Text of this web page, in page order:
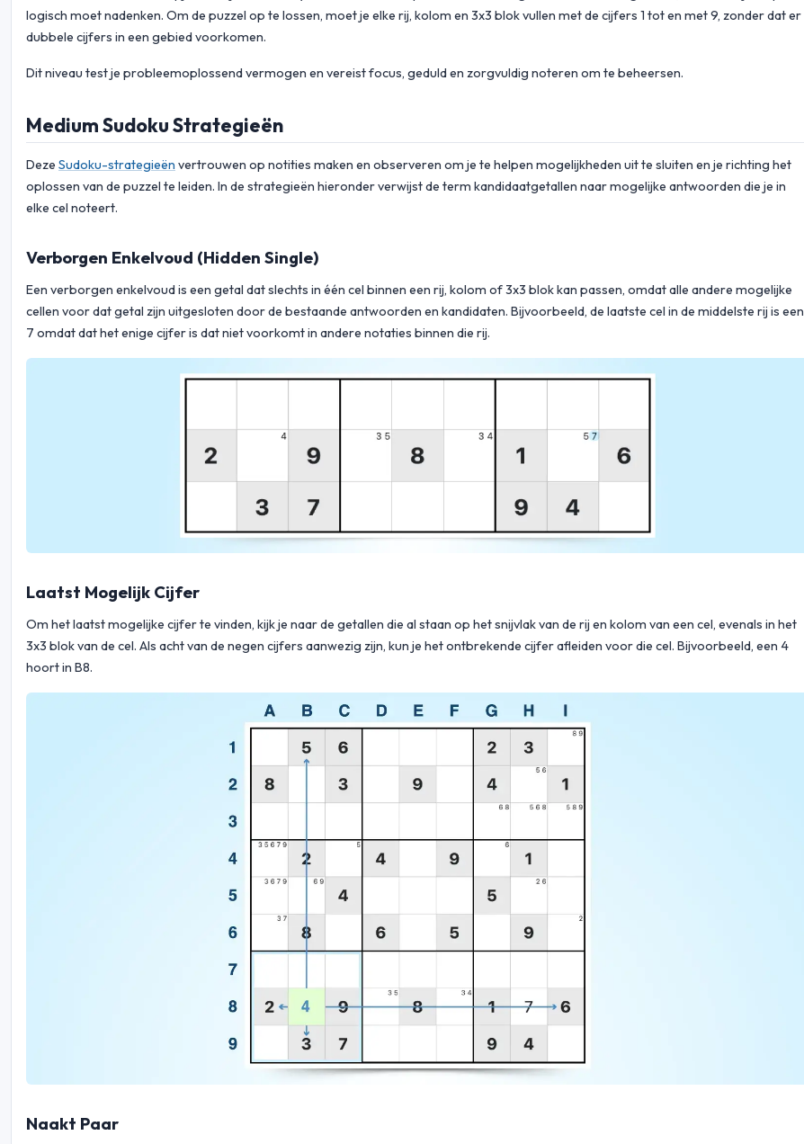
logisch moet nadenken. Om de puzzel op te lossen, moet je elke rij, kolom en 3x3 blok vullen met de cijfers 1 tot en met 9, zonder dat er
dubbele cijfers in een gebied voorkomen.
Dit niveau test je probleemoplossend vermogen en vereist focus, geduld en zorgvuldig noteren om te beheersen.
Medium Sudoku Strategieën
Deze Sudoku-strategieën vertrouwen op notities maken en observeren om je te helpen mogelijkheden uit te sluiten en je richting het
oplossen van de puzzel te leiden. In de strategieën hieronder verwijst de term kandidaatgetallen naar mogelijke antwoorden die je in
elke cel noteert.
Verborgen Enkelvoud (Hidden Single)
Een verborgen enkelvoud is een getal dat slechts in één cel binnen een rij, kolom of 3x3 blok kan passen, omdat alle andere mogelijke
cellen voor dat getal zijn uitgesloten door de bestaande antwoorden en kandidaten. Bijvoorbeeld, de laatste cel in de middelste rij is een
7 omdat dat het enige cijfer is dat niet voorkomt in andere notaties binnen die rij.
Laatst Mogelijk Cijfer
Om het laatst mogelijke cijfer te vinden, kijk je naar de getallen die al staan op het snijvlak van de rij en kolom van een cel, evenals in het
3x3 blok van de cel. Als acht van de negen cijfers aanwezig zijn, kun je het ontbrekende cijfer afleiden voor die cel. Bijvoorbeeld, een 4
hoort in B8.
Naakt Paar